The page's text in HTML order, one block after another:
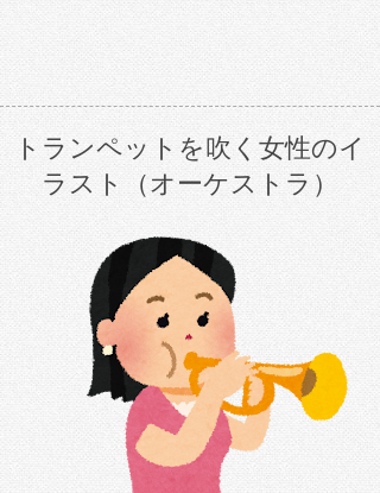
トランペットを吹く女性のイ
ラスト（オーケストラ）